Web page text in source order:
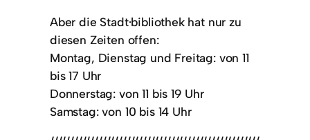
Aber die Stadt·bibliothek hat nur zu
diesen Zeiten offen:
Montag, Dienstag und Freitag: von 11
bis 17 Uhr
Donnerstag: von 11 bis 19 Uhr
Samstag: von 10 bis 14 Uhr